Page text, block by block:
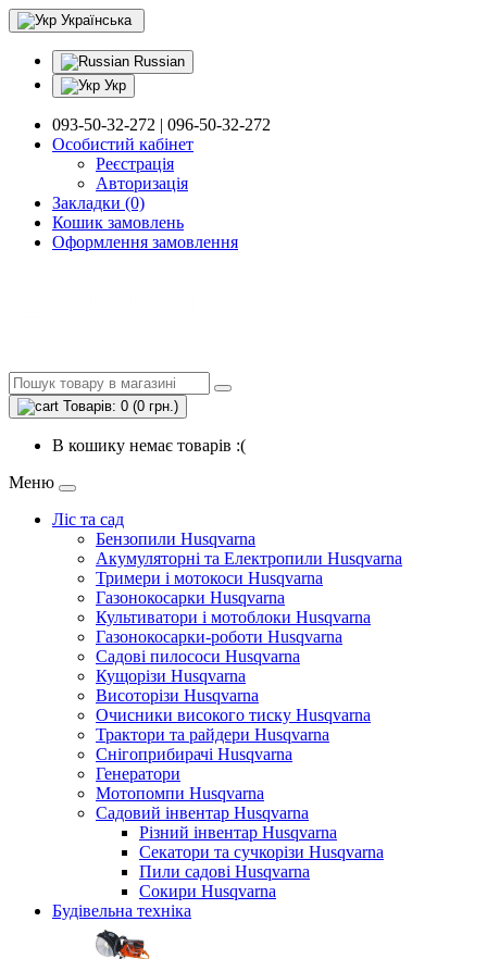
Українська
Russian
Укр
093-50-32-272 | 096-50-32-272
Особистий кабінет
Реєстрація
Авторизація
Закладки (0)
Кошик замовлень
Оформлення замовлення
Товарів: 0 (0 грн.)
В кошику немає товарів :(
Меню
Ліс та сад
Бензопили Husqvarna
Акумуляторні та Електропили Husqvarna
Тримери і мотокоси Husqvarna
Газонокосарки Husqvarna
Культиватори і мотоблоки Husqvarna
Газонокосарки-роботи Husqvarna
Садові пилососи Husqvarna
Кущорізи Husqvarna
Висоторізи Husqvarna
Очисники високого тиску Husqvarna
Трактори та райдери Husqvarna
Снігоприбирачі Husqvarna
Генератори
Мотопомпи Husqvarna
Садовий інвентар Husqvarna
Різний інвентар Husqvarna
Секатори та сучкорізи Husqvarna
Пили садові Husqvarna
Сокири Husqvarna
Будівельна техніка